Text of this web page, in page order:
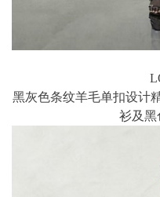
黑灰色条纹羊毛单扣设计
衫及黑